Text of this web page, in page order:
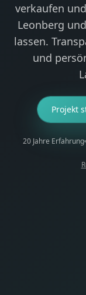
verkaufen
Leonberg
lassen.
und
Projekt
20 Jahre Erfahrung